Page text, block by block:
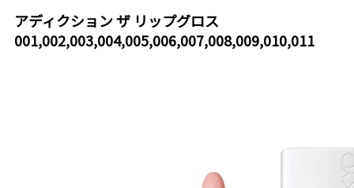
アディクション ザ リップグロス
001,002,003,004,005,006,007,008,009,010,011